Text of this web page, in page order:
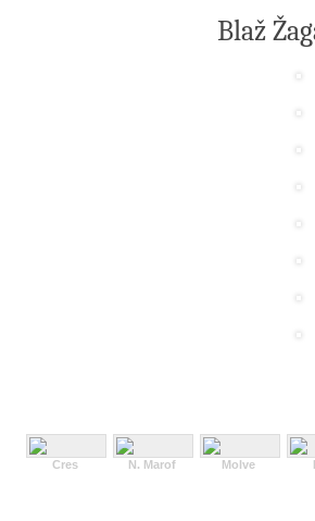
Blaž
Cres N. Marof Molve